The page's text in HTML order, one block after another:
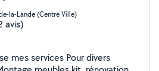
la-Lande (Centre Ville)
avis)
mes services Pour divers